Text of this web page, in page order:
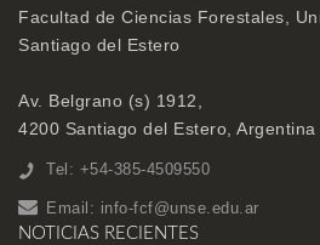
Facultad de Ciencias Forestales,
Santiago del Estero
Av. Belgrano (s) 1912,
4200 Santiago del Estero, Argentina
Tel: +54-385-4509550
Email: info-fcf@unse.edu.ar
NOTICIAS RECIENTES